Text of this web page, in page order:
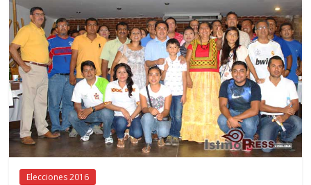
material pétreo de gravera Oyamel
Elecciones 2016